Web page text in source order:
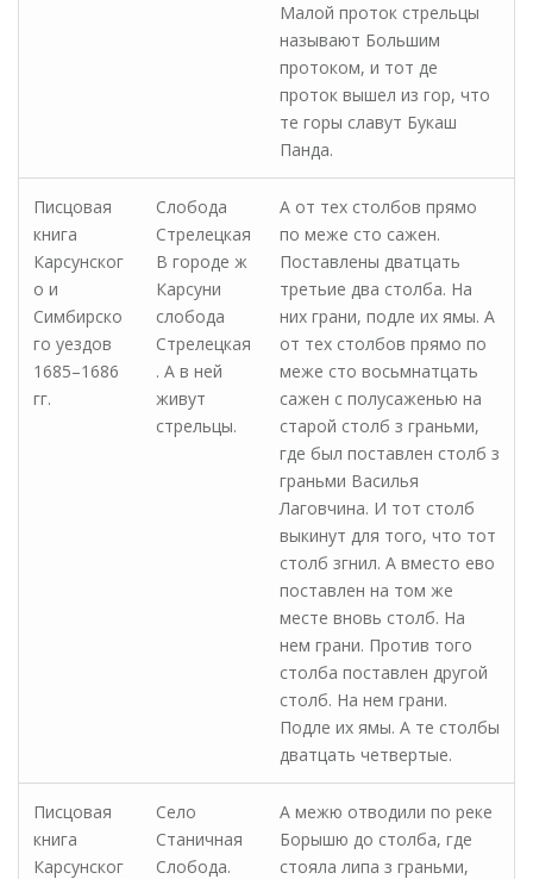
Малой проток стрельцы
называют Большим
протоком, и тот де
проток вышел из гор, что
те горы славут Букаш
Панда.
Писцовая
книга
Карсунског
о и
Симбирско
го уездов
1685–1686
гг.
Слобода
Стрелецкая
В городе ж
Карсуни
слобода
Стрелецкая
. А в ней
живут
стрельцы.
А от тех столбов прямо
по меже сто сажен.
Поставлены дватцать
третьие два столба. На
них грани, подле их ямы. А
от тех столбов прямо по
меже сто восьмнатцать
сажен с полусаженью на
старой столб з граньми,
где был поставлен столб з
граньми Василья
Лаговчина. И тот столб
выкинут для того, что тот
столб згнил. А вместо ево
поставлен на том же
месте вновь столб. На
нем грани. Против того
столба поставлен другой
столб. На нем грани.
Подле их ямы. А те столбы
дватцать четвертые.
Писцовая
книга
Карсунског
Село
Станичная
Слобода.
А межю отводили по реке
Борышю до столба, где
стояла липа з граньми,